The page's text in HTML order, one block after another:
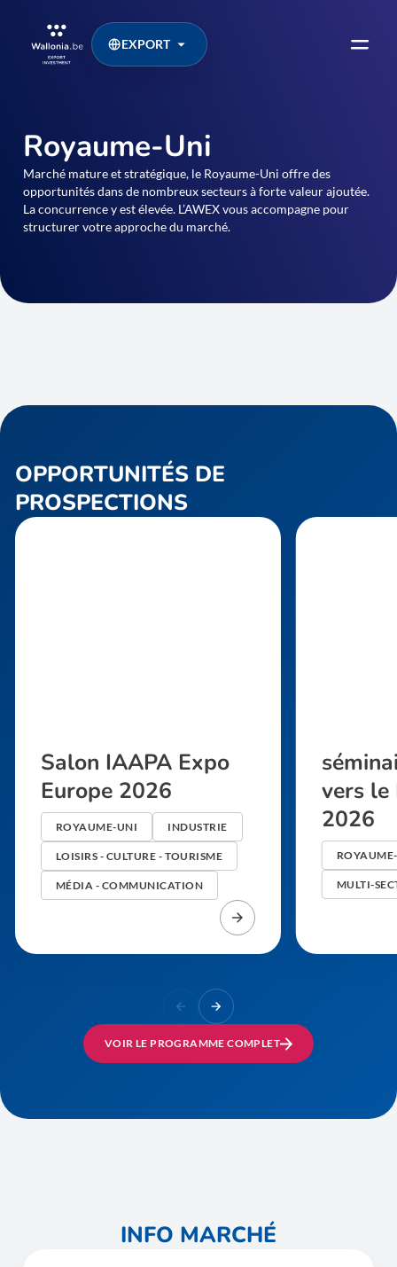
EXPORT
Royaume-Uni
Marché mature et stratégique, le Royaume-Uni offre des
opportunités dans de nombreux secteurs à forte valeur ajoutée.
La concurrence y est élevée. L’AWEX vous accompagne pour
structurer votre approche du marché.
OPPORTUNITÉS DE
PROSPECTIONS
Salon IAAPA Expo
Europe 2026
ROYAUME-UNI INDUSTRIE
LOISIRS - CULTURE - TOURISME
MÉDIA - COMMUNICATION
vers le
2026
MULTI-
VOIR LE PROGRAMME COMPLET
INFO MARCHÉ